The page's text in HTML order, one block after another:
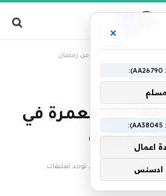
أكثر من 904.000 أداء العمرة في
من رمضان
25 فبراير، 2026 لا توجد تعليقات
×
اعمال
ادسنس